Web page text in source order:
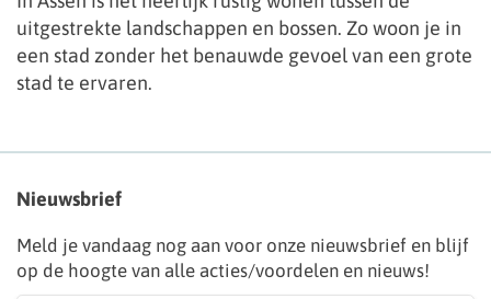
uitgestrekte landschappen en bossen. Zo woon je in
een stad zonder het benauwde gevoel van een grote
stad te ervaren.
Nieuwsbrief
Meld je vandaag nog aan voor onze nieuwsbrief en blijf
op de hoogte van alle acties/voordelen en nieuws!